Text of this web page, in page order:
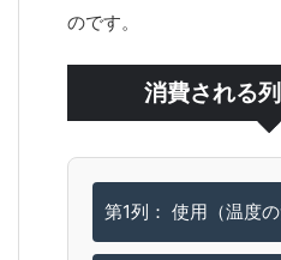
のです。
消費される
第1列： 使用（温度